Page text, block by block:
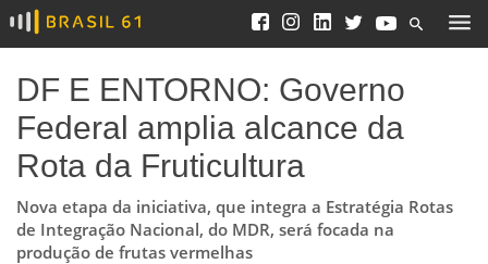
DF E ENTORNO: Governo
Federal amplia alcance da
Rota da Fruticultura
Nova etapa da iniciativa, que integra a Estratégia Rotas
de Integração Nacional, do MDR, será focada na
produção de frutas vermelhas